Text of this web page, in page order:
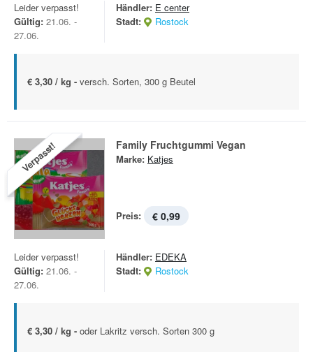
Leider verpasst!
Gültig: 21.06. -
27.06.
Händler: E center
Stadt:
Rostock
€ 3,30 / kg - versch. Sorten, 300 g Beutel
Verpasst! Family Fruchtgummi Vegan
Marke: Katjes
Preis: € 0,99
Leider verpasst!
Gültig: 21.06. -
27.06.
Händler: EDEKA
Stadt:
Rostock
€ 3,30 / kg - oder Lakritz versch. Sorten 300 g